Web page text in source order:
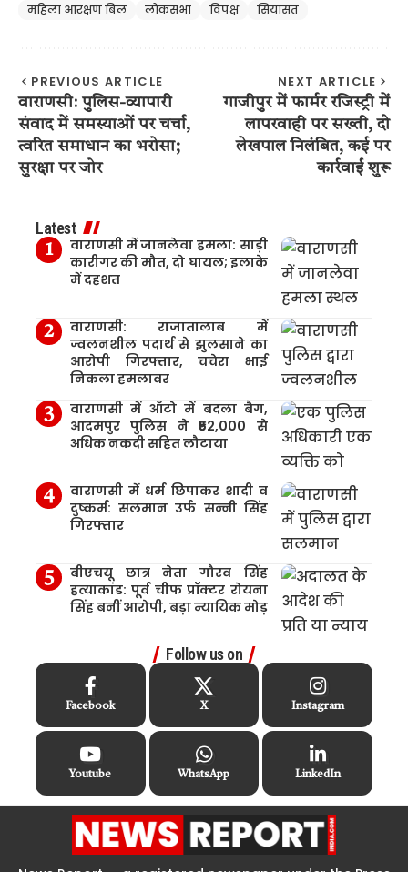
महिला आरक्षण बिल
लोकसभा विपक्ष सियासत
PREVIOUS ARTICLE
वाराणसी: पुलिस-व्यापारी
संवाद में समस्याओं पर चर्चा,
त्वरित समाधान का भरोसा;
सुरक्षा पर जोर
NEXT ARTICLE
गाजीपुर में फार्मर रजिस्ट्री में
लापरवाही पर सख्ती, दो
लेखपाल निलंबित, कई पर
कार्रवाई शुरू
Latest
वाराणसी में जानलेवा हमला: साड़ी
कारीगर की मौत, दो घायल; इलाके
में दहशत
वाराणसी: राजातालाब में
ज्वलनशील पदार्थ से झुलसाने का
आरोपी गिरफ्तार, चचेरा भाई
निकला हमलावर
वाराणसी में ऑटो में बदला बैग,
आदमपुर पुलिस ने ₹52,000 से
अधिक नकदी सहित लौटाया
वाराणसी में धर्म छिपाकर शादी व
दुष्कर्म: सलमान उर्फ सन्नी सिंह
गिरफ्तार
बीएचयू छात्र नेता गौरव सिंह
हत्याकांड: पूर्व चीफ प्रॉक्टर रोयना
सिंह बनीं आरोपी, बड़ा न्यायिक मोड़
Follow us on
Facebook X Instagram
Youtube WhatsApp LinkedIn